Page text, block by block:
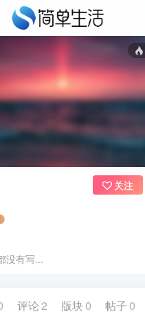
没有写...
关注
评论 2 版块 0 帖子 0